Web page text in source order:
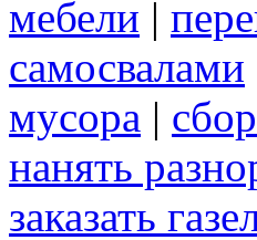
мебели |
самосвалами
мусора |
нанять
заказать